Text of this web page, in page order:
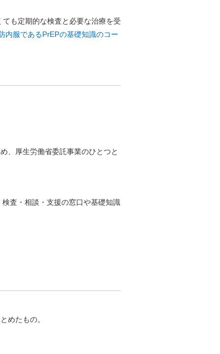
も定期的な検査と必要な治療を受
内服であるPrEPの基礎知識のコー
、厚生労働省委託事業のひとつと
査・相談・支援の窓口や基礎知識
めたもの。